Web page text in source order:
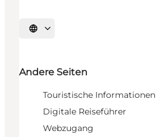
Sprache auswählen
Andere Seiten
Touristische Informationen
Digitale Reiseführer
Webzugang